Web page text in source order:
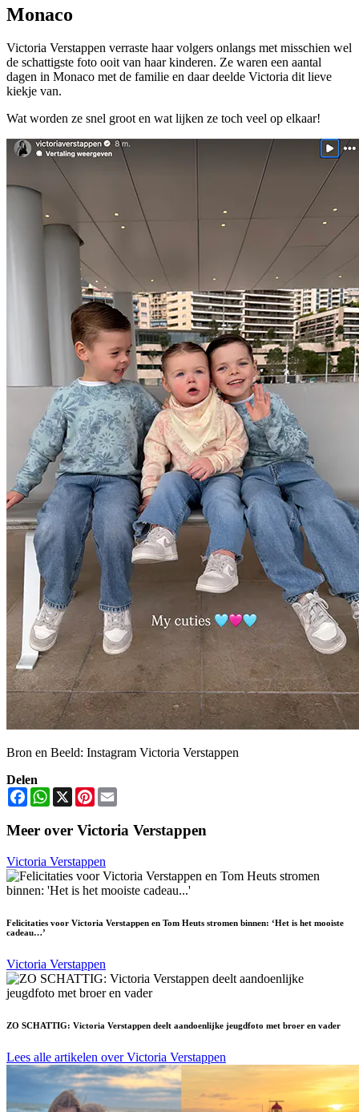
Monaco
Victoria Verstappen verraste haar volgers onlangs met misschien wel
de schattigste foto ooit van haar kinderen. Ze waren een aantal
dagen in Monaco met de familie en daar deelde Victoria dit lieve
kiekje van.
Wat worden ze snel groot en wat lijken ze toch veel op elkaar!
Bron en Beeld: Instagram Victoria Verstappen
Delen
FacebookWhatsApp
X Pinterest
Meer over Victoria Verstappen
Victoria Verstappen
Felicitaties voor Victoria Verstappen en Tom Heuts stromen binnen: ‘Het is het mooiste
cadeau…’
Victoria Verstappen
ZO SCHATTIG: Victoria Verstappen deelt aandoenlijke jeugdfoto met broer en vader
Lees alle artikelen over Victoria Verstappen